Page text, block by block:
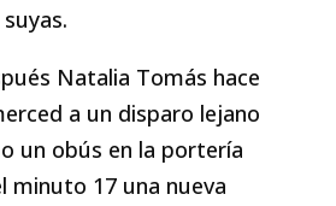
Natalia Tomás hace
a un disparo lejano
un obús en la portería
minuto 17 una nueva